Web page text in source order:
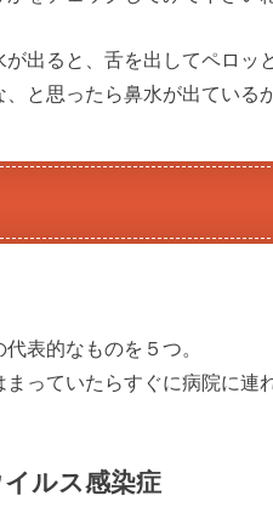
出ると、舌を出してペロッ
と思ったら鼻水が出ている
表的なものを５つ。
っていたらすぐに病院に連
ルス感染症